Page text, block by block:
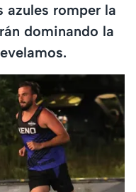
azules romper la
dominando la